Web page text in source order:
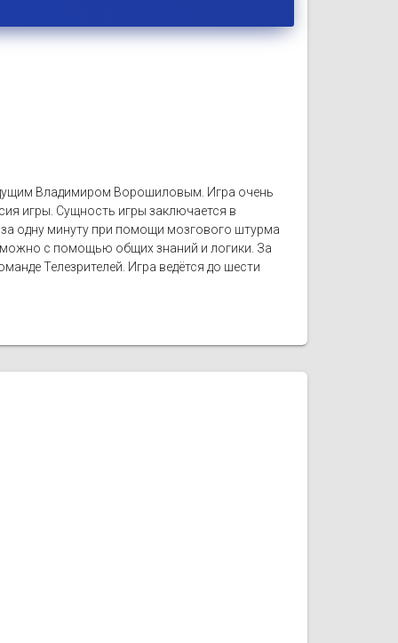
Владимиром Ворошиловым. Игра очень
игры. Сущность игры заключается в
одну минуту при помощи мозгового штурма
можно с помощью общих знаний и логики. За
Телезрителей. Игра ведётся до шести